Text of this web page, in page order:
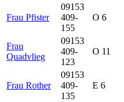
Frau Pfister
09153
409-
155
O 6
Frau
Quadvlieg
09153
409-
123
O 11
Frau Rother
09153
409-
135
E 6